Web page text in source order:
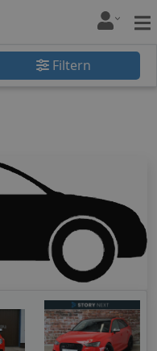
Filtern